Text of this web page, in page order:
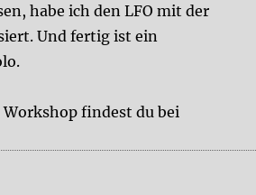
habe ich den LFO mit der
Und fertig ist ein
findest du bei